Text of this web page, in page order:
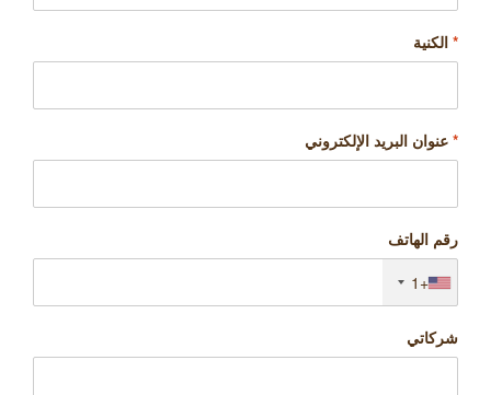
* الكنية
* عنوان البريد الإلكتروني
رقم الهاتف
+1
شركاتي